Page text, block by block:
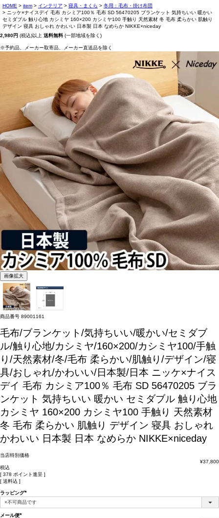
HOME item インテリア 寝具・まくら
冬用：毛布・掛け布団
ニッケ×ナイスデイ 毛布 カシミア100％ 毛布 SD 56470205 ブランケット 気持ちいい 暖かい
セミダブル 触り心地 カシミヤ 160×200 カシミヤ100 手触り 天然素材 冬 毛布 柔らかい 肌触り
デザイン 寝具 おしゃれ かわいい 日本製 日本 なめらか NIKKE×niceday
2,980円 (税込)以上 送料無料 (一部地域を除く)
※予約品、メーカー取寄品、メーカー直送品を除く
画像拡大
商品番号 89001161
毛布/ブランケット/気持ちいい/暖かい/セミダブ
ル/触り心地/カシミヤ/160×200/カシミヤ100/手触
り/天然素材/冬/毛布 柔らかい/肌触り/デザイン/寝
具/おしゃれ/かわいい/日本製/日本 ニッケ×ナイス
デイ 毛布 カシミア100％ 毛布 SD 56470205 ブラ
ンケット 気持ちいい 暖かい セミダブル 触り心地
カシミヤ 160×200 カシミヤ100 手触り 天然素材
冬 毛布 柔らかい 肌触り デザイン 寝具 おしゃれ
かわいい 日本製 日本 なめらか NIKKE×niceday
当店特別価格
¥37,800
税込
[ 378 ポイント進呈 ]
送料込
ラッピング
(必
メール便